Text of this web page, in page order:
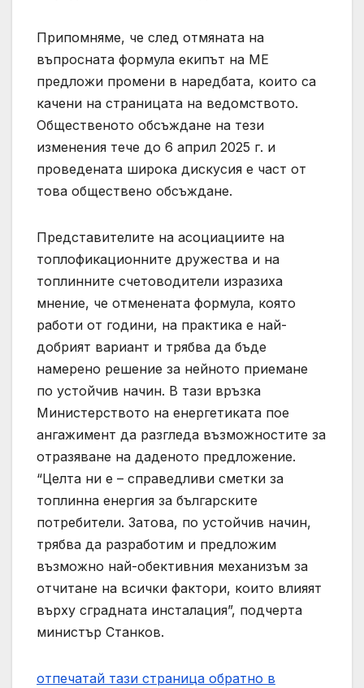
Припомняме, че след отмяната на
въпросната формула екипът на МЕ
предложи промени в наредбата, които са
качени на страницата на ведомството.
Общественото обсъждане на тези
изменения тече до 6 април 2025 г. и
проведената широка дискусия е част от
това обществено обсъждане.
Представителите на асоциациите на
топлофикационните дружества и на
топлинните счетоводители изразиха
мнение, че отменената формула, която
работи от години, на практика е най-
добрият вариант и трябва да бъде
намерено решение за нейното приемане
по устойчив начин. В тази връзка
Министерството на енергетиката пое
ангажимент да разгледа възможностите за
отразяване на даденото предложение.
“Целта ни е – справедливи сметки за
топлинна енергия за българските
потребители. Затова, по устойчив начин,
трябва да разработим и предложим
възможно най-обективния механизъм за
отчитане на всички фактори, които влияят
върху сградната инсталация”, подчерта
министър Станков.
отпечатай тази страница обратно в